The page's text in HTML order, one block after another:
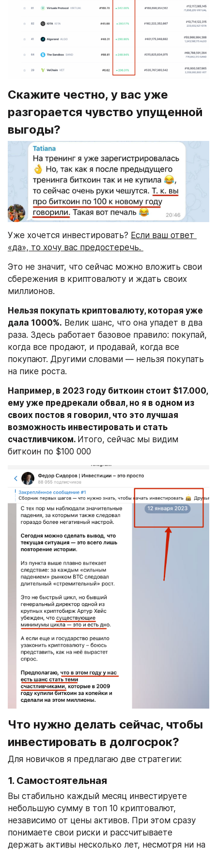
Скажите честно, у вас уже
разгорается чувство упущенной
выгоды?
Уже хочется инвестировать? Если ваш ответ
«да», то хочу вас предостеречь.
Это не значит, что сейчас можно вложить свои
сбережения в криптовалюту и ждать своих
миллионов.
Нельзя покупать криптовалюту, которая уже
дала 1000%. Велик шанс, что она упадет в два
раза. Здесь работает базовое правило: покупай,
когда все продают, и продавай, когда все
покупают. Другими словами — нельзя покупать
на пике роста.
Например, в 2023 году биткоин стоит $17.000,
ему уже предрекали обвал, но я в одном из
своих постов я говорил, что это лучшая
возможность инвестировать и стать
счастливчиком. Итого, сейчас мы видим
биткоин по $100 000
Что нужно делать сейчас, чтобы
инвестировать в долгосрок?
Для новичков я предлагаю две стратегии:
1. Самостоятельная
Вы стабильно каждый месяц инвестируете
небольшую сумму в топ 10 криптовалют,
независимо от цены активов. При этом сразу
понимаете свои риски и рассчитываете
держать активы несколько лет, несмотря ни на